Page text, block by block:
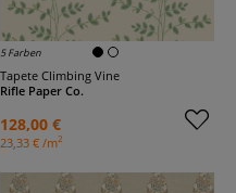
5 Farben
Tapete Climbing Vine
Rifle Paper Co.
128,00 €
23,33 € /m2